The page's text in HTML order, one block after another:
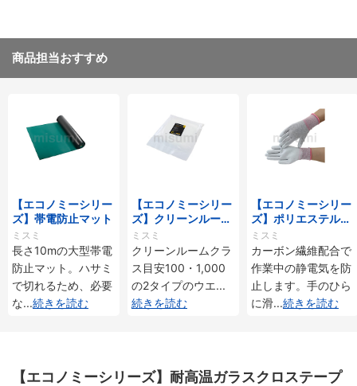
商品担当おすすめ
【エコノミーシリー
ズ】帯電防止マット
ミスミ
長さ10mの大型帯電
防止マット。ハサミ
で切れるため、必要
な...続きを読む
【エコノミーシリー
ズ】クリーンルーム
適合ウエス
ミスミ
クリーンルームクラ
ス目安100・1,000
の2タイプのウエ...
続きを読む
【エコノミーシリー
ズ】ポリエステル静
電手袋（手のひらP
Uコーティング）
ミスミ
カーボン繊維配合で
作業中の静電気を防
止します。手のひら
に滑...続きを読む
【エコノミーシリーズ】耐高温ガラスクロステープ